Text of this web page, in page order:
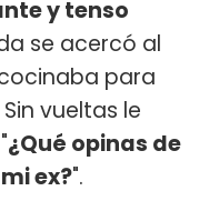
y tenso
se acercó al
para
vueltas le
¿Qué opinas de
ex?".